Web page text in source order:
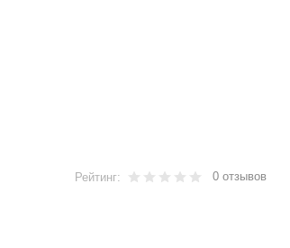
Рейтинг: 0 отзывов